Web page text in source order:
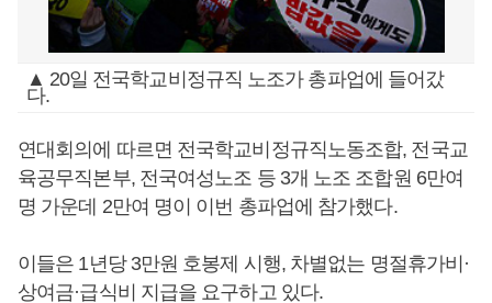
▲ 20일 전국학교비정규직 노조가 총파업에 들어갔
다.
연대회의에 따르면 전국학교비정규직노동조합, 전국교
육공무직본부, 전국여성노조 등 3개 노조 조합원 6만여
명 가운데 2만여 명이 이번 총파업에 참가했다.
이들은 1년당 3만원 호봉제 시행, 차별없는 명절휴가비·
상여금·급식비 지급을 요구하고 있다.